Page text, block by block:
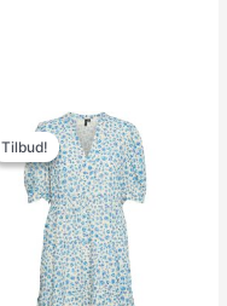
Tilbud!
Tilbud!
Den
oprindelige
pris
var:
379.95kr..
Den
aktuelle
pris
er:
189.98kr..